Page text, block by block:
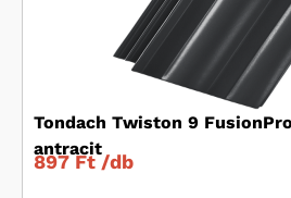
Tondach Twiston 9
antracit
897 Ft /db